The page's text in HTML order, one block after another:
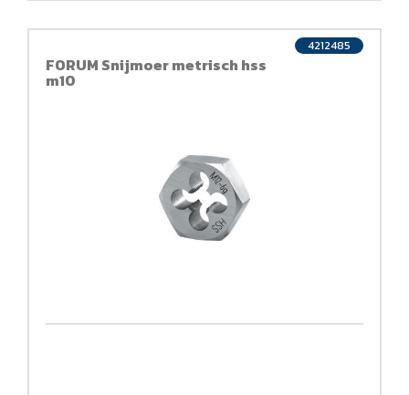
FORUM Snijmoer metrisch hss
m10
4212485